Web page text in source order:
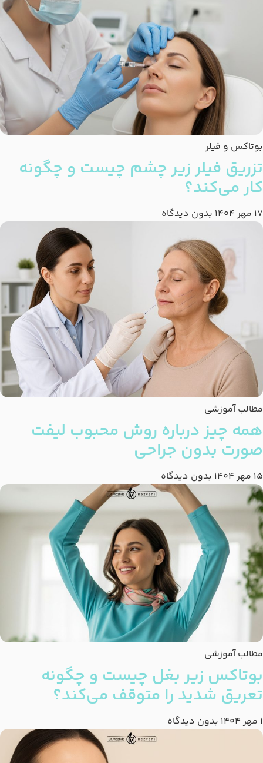
بوتاکس و فیلر
تزریق فیلر زیر چشم چیست و چگونه
کار می‌کند؟
17 مهر 1404 بدون دیدگاه
مطالب آموزشی
همه چیز درباره روش محبوب لیفت
صورت بدون جراحی
15 مهر 1404 بدون دیدگاه
مطالب آموزشی
بوتاکس زیر بغل چیست و چگونه
تعریق شدید را متوقف می‌کند؟
1 مهر 1404 بدون دیدگاه